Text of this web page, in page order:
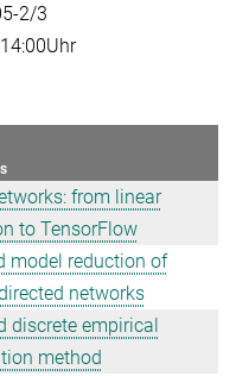
2/3
from linear
to TensorFlow
model reduction of
networks
discrete empirical
method